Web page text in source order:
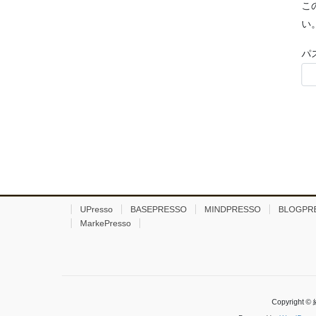
こ
い。
パ
UPresso BASEPRESSO MINDPRESSO
MarkePresso
Copyright ©